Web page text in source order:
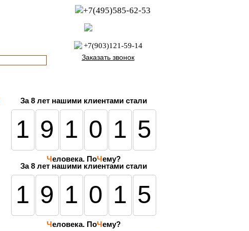
+7(495)585-62-53
+7(903)121-59-14
Заказать звонок
За8 лет нашими клиентами стали
191015
Человека. ПоЧему?
За 8 лет нашими клиентами стали
191015
Человека. ПоЧему?